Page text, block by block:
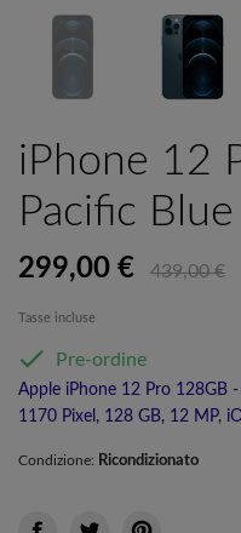
iPhone 12
Pacific Blue
299,00 € 439,00 €
Tasse incluse
 Pre-ordine
Apple iPhone 12 Pro 128GB
1170 Pixel, 128 GB, 12 MP,
Condizione: Ricondizionato